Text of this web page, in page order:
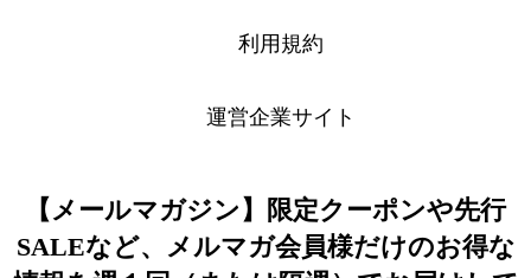
利用規約
運営企業サイト
【メールマガジン】限定クーポンや先行
SALEなど、メルマガ会員様だけのお得な